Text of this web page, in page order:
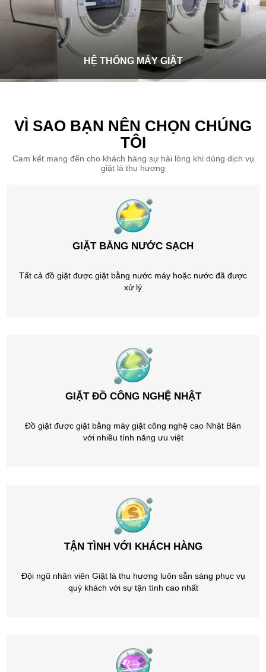
HỆ THỐNG MÁY GIẶT
VÌ SAO BẠN NÊN CHỌN CHÚNG
TÔI
Cam kết mang đến cho khách hàng sự hài lòng khi dùng dịch vụ
giặt là thu hương
GIẶT BẰNG NƯỚC SẠCH
Tất cả đồ giặt được giặt bằng nước máy hoặc nước đã được
xử lý
GIẶT ĐỒ CÔNG NGHỆ NHẬT
Đồ giặt được giặt bằng máy giặt công nghệ cao Nhật Bản
với nhiều tính năng ưu việt
TẬN TÌNH VỚI KHÁCH HÀNG
Đội ngũ nhân viên Giặt là thu hương luôn sẵn sàng phục vụ
quý khách với sự tận tình cao nhất